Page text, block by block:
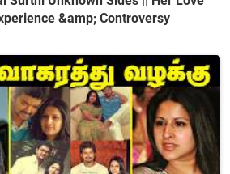
&amp; Controversy